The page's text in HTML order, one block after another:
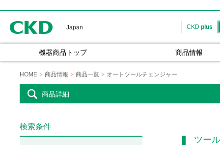
Japan CKD plus
機器商品トップ 商品情報
HOME 商品情報 商品一覧 オートツールチェンジャー
商品詳細
ツー
検索条件